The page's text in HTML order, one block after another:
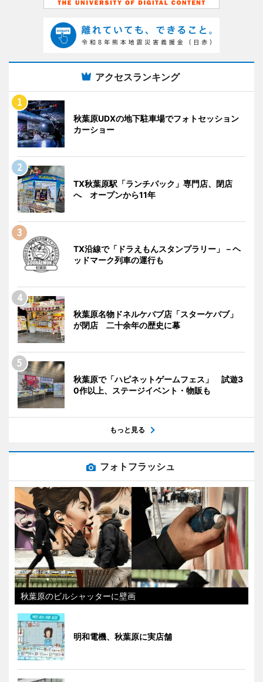
アクセスランキング
秋葉原UDXの地下駐車場でフォトセッション
カーショー
TX秋葉原駅「ランチパック」専門店、閉店
へ オープンから11年
TX沿線で「ドラえもんスタンプラリー」－ヘ
ッドマーク列車の運行も
秋葉原名物ドネルケバブ店「スターケバブ」
が閉店 二十余年の歴史に幕
秋葉原で「ハピネットゲームフェス」 試遊3
0作以上、ステージイベント・物販も
もっと見る
フォトフラッシュ
秋葉原のビルシャッターに壁画
明和電機、秋葉原に実店舗